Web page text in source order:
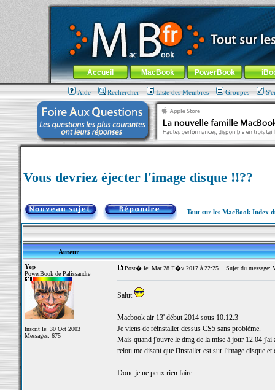
MacBook-fr.com : 100% Apple... 100% nomade !
Aller au contenu-Aller au menu général-Aller au menu de
Menu général
Accueil MacBook PowerBook
Aide Rechercher Liste des Membres Groupes
Vous devriez éjecter l'image disque !!??
Tout sur les MacBook Index
Auteur
Yep
PowerBook de Palissandre
Inscrit le: 30 Oct 2003
Messages: 675
Post� le: Mar 28 F�v 2017 à 22:25 Sujet du message:
Salut
Macbook air 13' début 2014 sous 10.12.3
Je viens de réinstaller dessus CS5 sans problème.
Mais quand j'ouvre le dmg de la mise à jour 12.04 j'ai
relou me disant que l'installer est sur l'image disque
Donc je ne peux rien faire ............